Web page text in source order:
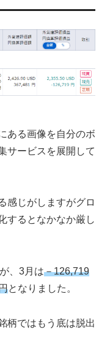
ある画像を自分のボ
サービスを展開して
感じがしますがグロ
するとなかなか厳し
、3月は－126,719
となりました。
柄ではもう底は脱出